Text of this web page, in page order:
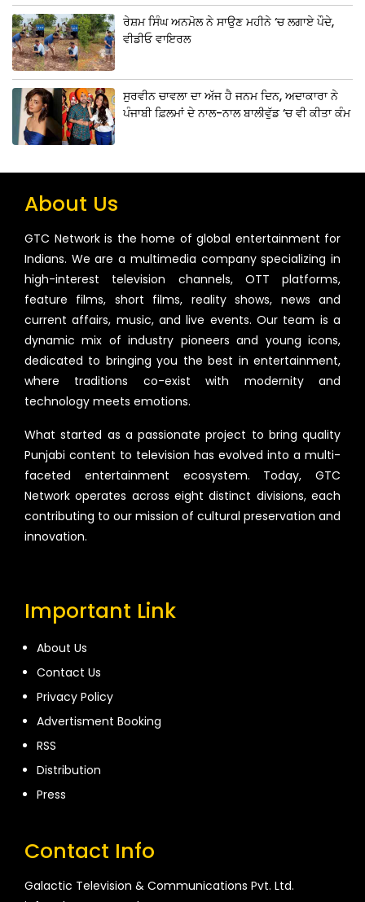
ਰੇਸ਼ਮ ਸਿੰਘ ਅਨਮੋਲ ਨੇ ਸਾਉਣ ਮਹੀਨੇ ‘ਚ ਲਗਾਏ ਪੌਦੇ,
ਵੀਡੀਓ ਵਾਇਰਲ
ਸੁਰਵੀਨ ਚਾਵਲਾ ਦਾ ਅੱਜ ਹੈ ਜਨਮ ਦਿਨ, ਅਦਾਕਾਰਾ ਨੇ
ਪੰਜਾਬੀ ਫ਼ਿਲਮਾਂ ਦੇ ਨਾਲ-ਨਾਲ ਬਾਲੀਵੁੱਡ ‘ਚ ਵੀ ਕੀਤਾ ਕੰਮ
About Us
GTC Network is the home of global entertainment for
Indians. We are a multimedia company specializing in
high-interest television channels, OTT platforms,
feature films, short films, reality shows, news and
current affairs, music, and live events. Our team is a
dynamic mix of industry pioneers and young icons,
dedicated to bringing you the best in entertainment,
where traditions co-exist with modernity and
technology meets emotions.
What started as a passionate project to bring quality
Punjabi content to television has evolved into a multi-
faceted entertainment ecosystem. Today, GTC
Network operates across eight distinct divisions, each
contributing to our mission of cultural preservation and
innovation.
Important Link
About Us
Contact Us
Privacy Policy
Advertisment Booking
RSS
Distribution
Press
Contact Info
Galactic Television & Communications Pvt. Ltd.